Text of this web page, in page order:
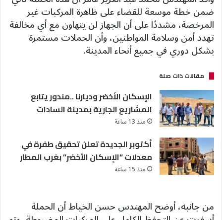
ضمن خطة موسعة للقضاء على ظاهرة المركبات غير
المرخصة، مشددًا على أن الجهاز لن يتهاون مع أي مخالفة
تهدد أمن وسلامة المواطنين، وأن الحملات مستمرة
بشكل دوري في جميع أنحاء المدينة.
مقالات ذات صلة
الإسكان الأخضر وديارنا ..مندور يتابع
المشاريع الجارية بمدينة السادات
منذ 13 ساعة
أكتوبر الجديدة تعلن تحقيق طفرة في
معدلات “الإسكان الأخضر” بغرب المطار
منذ 15 ساعة
من جانبه، أوضح المهندس حسن الخياط أن الحملة